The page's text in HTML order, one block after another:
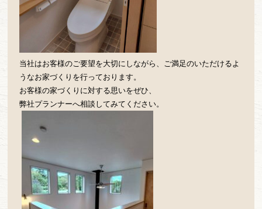
当社はお客様のご要望を大切にしながら、ご満足のいただけるよ
うなお家づくりを行っております。
お客様の家づくりに対する思いをぜひ、
弊社プランナーへ相談してみてください。